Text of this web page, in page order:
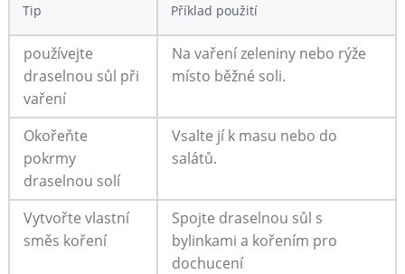
Tip Příklad použití
používejte
draselnou sůl při
vaření
Na vaření zeleniny nebo rýže
místo běžné soli.
Okořeňte
pokrmy
draselnou solí
Vsalte jí k masu nebo do
salátů.
Vytvořte vlastní
směs koření
Spojte draselnou sůl s
bylinkami a kořením pro
dochucení